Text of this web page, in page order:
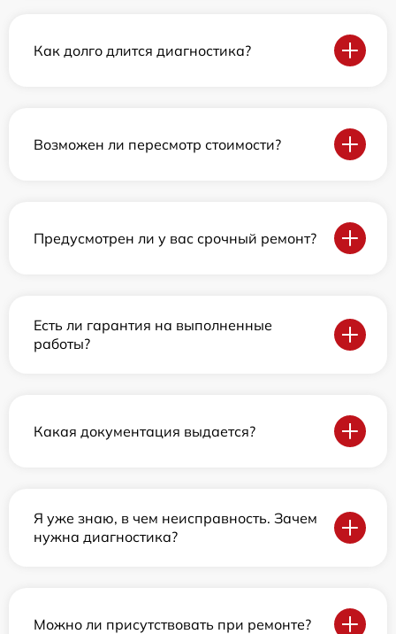
Как долго длится диагностика?
Возможен ли пересмотр стоимости?
Предусмотрен ли у вас срочный ремонт?
Есть ли гарантия на выполненные
работы?
Какая документация выдается?
Я уже знаю, в чем неисправность. Зачем
нужна диагностика?
Можно ли присутствовать при ремонте?